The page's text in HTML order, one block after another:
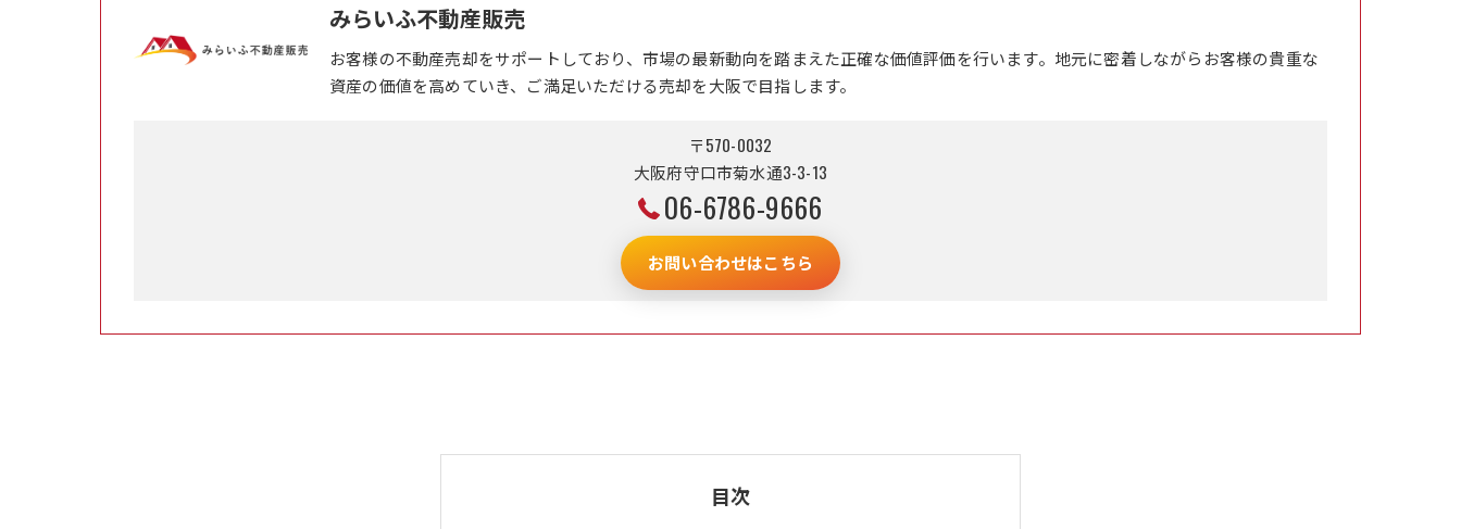
みらいふ不動産販売
お客様の不動産売却をサポートしており、市場の最新動向を踏まえた正確な価値評価を行います。地元に密着しながらお客様の貴重な
資産の価値を高めていき、ご満足いただける売却を大阪で目指します。
〒570-0032
大阪府守口市菊水通3-3-13
06-6786-9666
お問い合わせはこちら
目次